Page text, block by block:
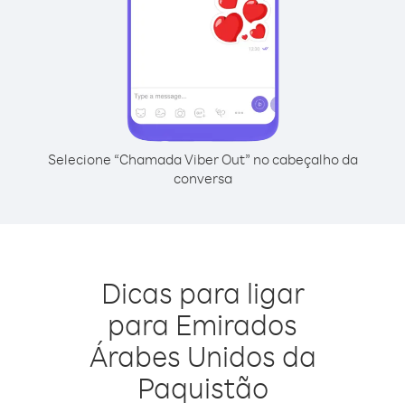
Selecione “Chamada Viber Out” no cabeçalho da
conversa
Dicas para ligar
para Emirados
Árabes Unidos da
Paquistão